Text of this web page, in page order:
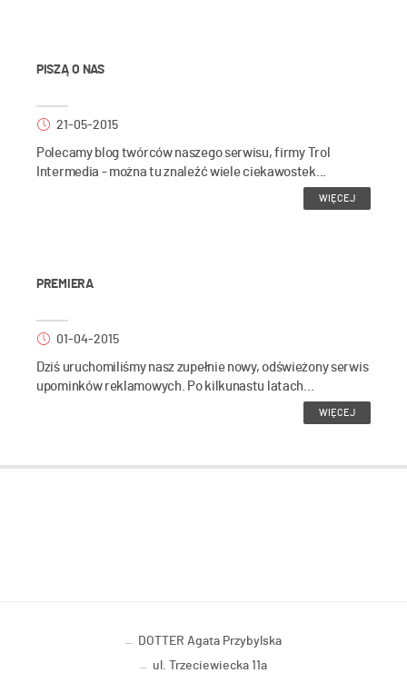
PISZĄ O NAS
21-05-2015
Polecamy blog twórców naszego serwisu, firmy Trol
Intermedia - można tu znaleźć wiele ciekawostek...
WIĘCEJ
PREMIERA
01-04-2015
Dziś uruchomiliśmy nasz zupełnie nowy, odświeżony serwis
upominków reklamowych. Po kilkunastu latach...
WIĘCEJ
DOTTER Agata Przybylska
ul. Trzeciewiecka 11a